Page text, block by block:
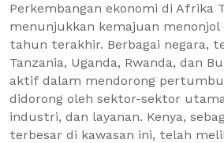
Perkembangan ekonomi di Afrika
menunjukkan kemajuan menonjol
tahun terakhir. Berbagai negara,
Tanzania, Uganda, Rwanda, dan
aktif dalam mendorong
didorong oleh sektor-sektor
industri, dan layanan. Kenya,
terbesar di kawasan ini, telah